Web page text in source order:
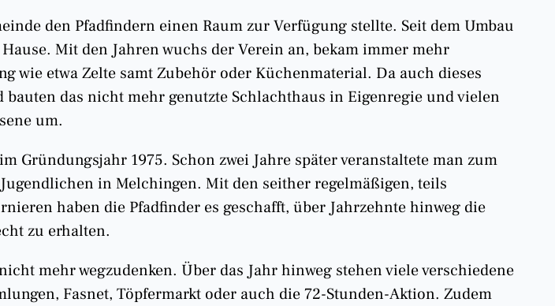
den Pfadfindern einen Raum zur Verfügung stellte. Seit dem Umbau
Mit den Jahren wuchs der Verein an, bekam immer mehr
etwa Zelte samt Zubehör oder Küchenmaterial. Da auch dieses
das nicht mehr genutzte Schlachthaus in Eigenregie und vielen
um.
Gründungsjahr 1975. Schon zwei Jahre später veranstaltete man zum
in Melchingen. Mit den seither regelmäßigen, teils
haben die Pfadfinder es geschafft, über Jahrzehnte hinweg die
zu erhalten.
mehr wegzudenken. Über das Jahr hinweg stehen viele verschiedene
Fasnet, Töpfermarkt oder auch die 72-Stunden-Aktion. Zudem